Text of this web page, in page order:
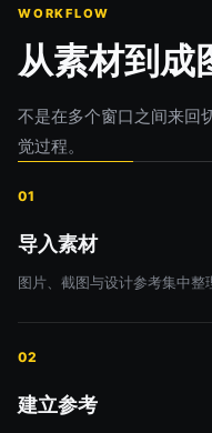
WORKFLOW
从素材到成
不是在多个窗口之间来回
觉过程。
01
导入素材
图片、截图与设计参考集中整
02
建立参考